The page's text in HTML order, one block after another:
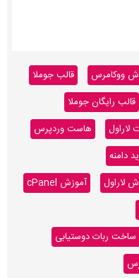
ووکامرس
قالب جوملا
قالب رایگان جوملا
لاراول
هاست وردپرس
دامنه
لاراول
آموزش cPanel
ربات دوستیابی